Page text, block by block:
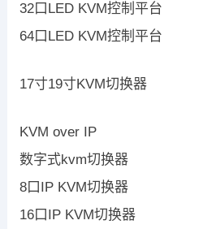
32口LED KVM控制平台
64口LED KVM控制平台
17寸19寸KVM切换器
KVM over IP
数字式kvm切换器
8口IP KVM切换器
16口IP KVM切换器